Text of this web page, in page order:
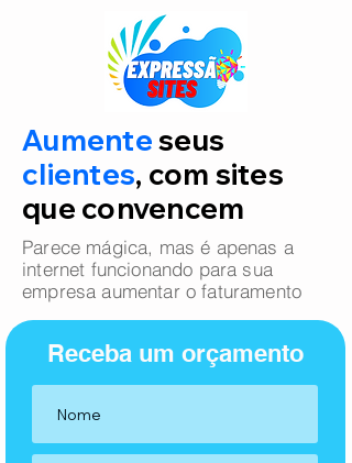
Aumenteseus
clientes, com sites
que convencem
Parece mágica, mas é apenas a
internet funcionando para sua
empresa aumentar o faturamento
Receba um orçamento